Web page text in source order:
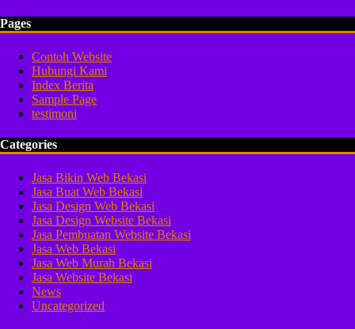
Pages
Contoh Website
Hubungi Kami
Index Berita
Sample Page
testimoni
Categories
Jasa Bikin Web Bekasi
Jasa Buat Web Bekasi
Jasa Design Web Bekasi
Jasa Design Website Bekasi
Jasa Pembuatan Website Bekasi
Jasa Web Bekasi
Jasa Web Murah Bekasi
Jasa Website Bekasi
News
Uncategorized